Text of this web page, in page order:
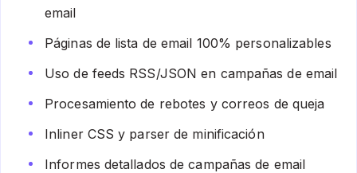
email
Páginas de lista de email 100% personalizables
Uso de feeds RSS/JSON en campañas de email
Procesamiento de rebotes y correos de queja
Inliner CSS y parser de minificación
Informes detallados de campañas de email